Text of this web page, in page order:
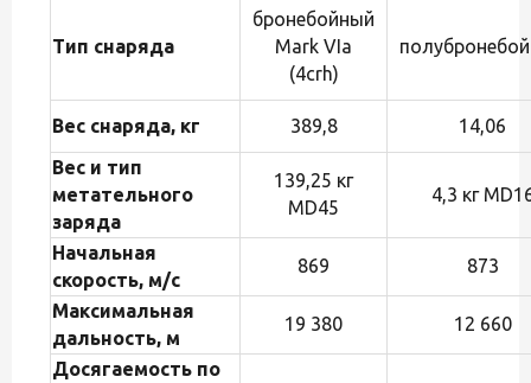
Тип снаряда
бронебойный
Mark VIa
(4crh)
Вес снаряда, кг 389,8
14,06
Вес и тип
метательного
заряда
139,25 кг
MD45
4,3 кг
Начальная
скорость, м/с
869 873
Максимальная
дальность, м
19 380 12 660
Досягаемость по